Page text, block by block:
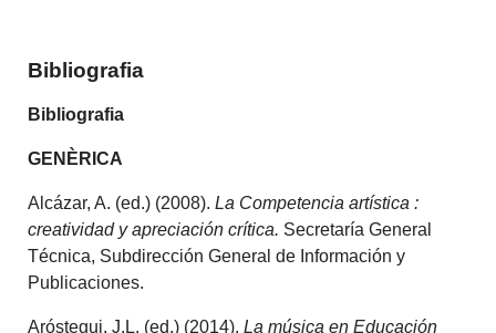
Bibliografia
Bibliografia
GENÈRICA
Alcázar, A. (ed.) (2008).La Competencia artística :
creatividad y apreciación crítica. Secretaría General
Técnica, Subdirección General de Información y
Publicaciones.
Aróstegui, J.L. (ed.) (2014).La música en Educación